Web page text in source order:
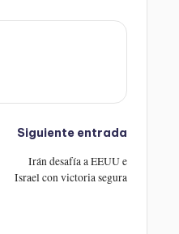
Siguiente entrada
Irán desafía a EEUU e
Israel con victoria segura